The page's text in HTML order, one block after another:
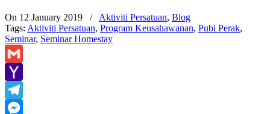
On 12 January 2019 / Aktiviti Persatuan, Blog
Tags: Aktiviti Persatuan, Program Keusahawanan, Pubi Perak,
Seminar, Seminar Homestay
Gmail
Yahoo
Mail
Telegram